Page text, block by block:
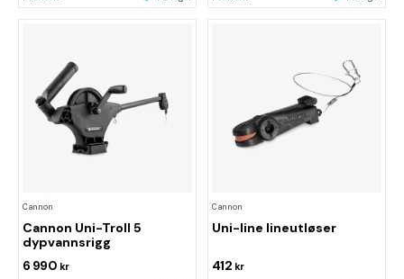
Cannon
Cannon Uni-Troll 5
dypvannsrigg
6 990 kr
Cannon
Uni-line lineutløser
412 kr